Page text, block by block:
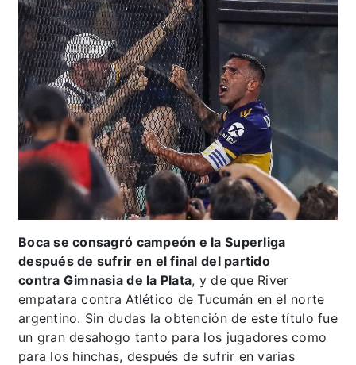
Boca se consagró campeón e la Superliga
después de sufrir en el final del partido
contra Gimnasia de la Plata, y de que River
empatara contra Atlético de Tucumán en el norte
argentino. Sin dudas la obtención de este título fue
un gran desahogo tanto para los jugadores como
para los hinchas, después de sufrir en varias